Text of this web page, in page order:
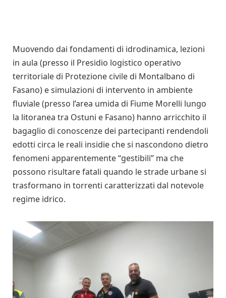
Muovendo dai fondamenti di idrodinamica, lezioni
in aula (presso il Presidio logistico operativo
territoriale di Protezione civile di Montalbano di
Fasano) e simulazioni di intervento in ambiente
fluviale (presso l’area umida di Fiume Morelli lungo
la litoranea tra Ostuni e Fasano) hanno arricchito il
bagaglio di conoscenze dei partecipanti rendendoli
edotti circa le reali insidie che si nascondono dietro
fenomeni apparentemente “gestibili” ma che
possono risultare fatali quando le strade urbane si
trasformano in torrenti caratterizzati dal notevole
regime idrico.